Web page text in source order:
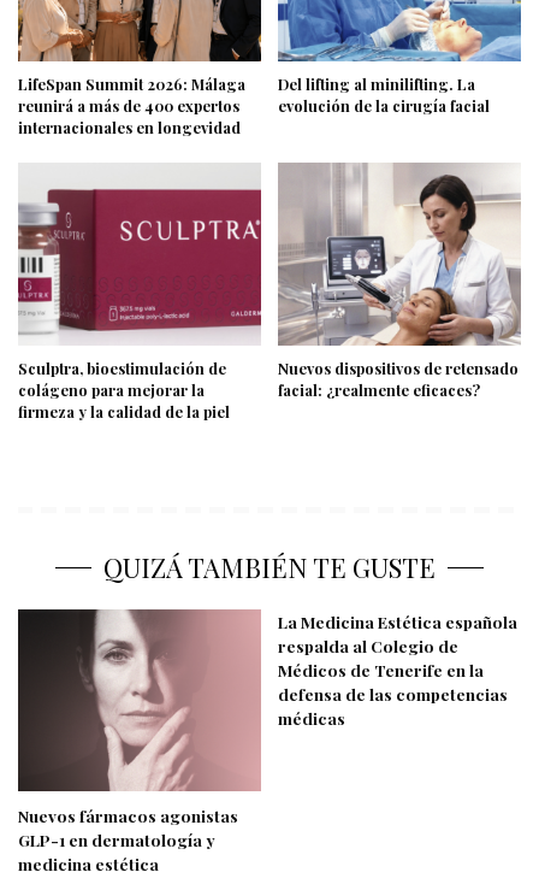
LifeSpan Summit 2026: Málaga
reunirá a más de 400 expertos
internacionales en longevidad
Del lifting al minilifting. La
evolución de la cirugía facial
Sculptra, bioestimulación de
colágeno para mejorar la
firmeza y la calidad de la piel
Nuevos dispositivos de retensado
facial: ¿realmente eficaces?
QUIZÁ TAMBIÉN TE GUSTE
Nuevos fármacos agonistas
GLP-1 en dermatología y
medicina estética
La Medicina Estética española
respalda al Colegio de
Médicos de Tenerife en la
defensa de las competencias
médicas